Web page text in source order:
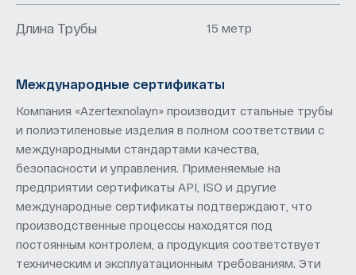
Длина Трубы 15 метр
Международные сертификаты
Компания «Azertexnolayn» производит стальные трубы
и полиэтиленовые изделия в полном соответствии с
международными стандартами качества,
безопасности и управления. Применяемые на
предприятии сертификаты API, ISO и другие
международные сертификаты подтверждают, что
производственные процессы находятся под
постоянным контролем, а продукция соответствует
техническим и эксплуатационным требованиям. Эти